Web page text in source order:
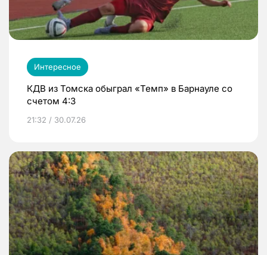
Интересное
КДВ из Томска обыграл «Темп» в Барнауле со
счетом 4:3
21:32 / 30.07.26